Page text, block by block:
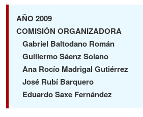
AÑO 2009
COMISIÓN ORGANIZADORA
Gabriel Baltodano Román
Guillermo Sáenz Solano
Ana Rocío Madrigal Gutiérrez
José Rubí Barquero
Eduardo Saxe Fernández